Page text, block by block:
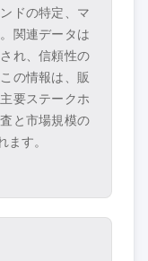
ドの特定、マ
関連データは
れ、信頼性の
の情報は、販
要ステークホ
と市場規模の
す。